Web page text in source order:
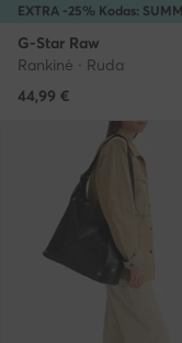
EXTRA -25% Kodas:
G-Star Raw
Rankinė · Ruda
44,99 €